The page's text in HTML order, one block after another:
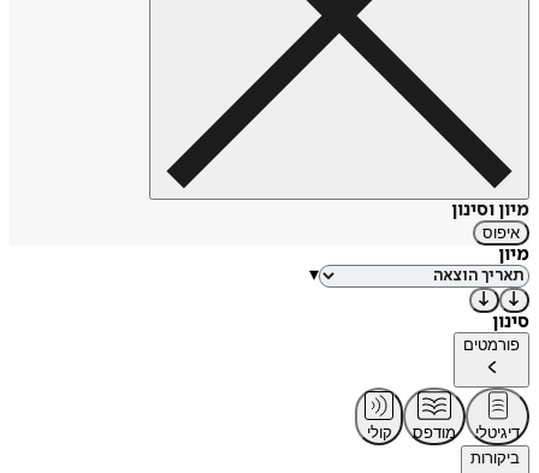
לפופולריות רבה, ויחד עם כתביו השפיעו עמוקות על הוגים בעלי
שם בדורו ובדורות שאחריו. ברגסון זכה בפרס נובל לספרות לשנת
מיון וסינון
איפוס
מיון
▾
סינון
פורמטים
דיגיטלי מודפס
קולי
ביקורות